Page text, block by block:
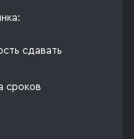
сдавать
сроков